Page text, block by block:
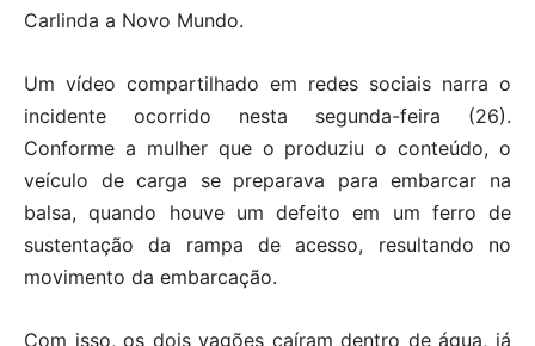
Carlinda a Novo Mundo.
Um vídeo compartilhado em redes sociais narra o
incidente ocorrido nesta segunda-feira (26).
Conforme a mulher que o produziu o conteúdo, o
veículo de carga se preparava para embarcar na
balsa, quando houve um defeito em um ferro de
sustentação da rampa de acesso, resultando no
movimento da embarcação.
Com isso, os dois vagões caíram dentro de água, já